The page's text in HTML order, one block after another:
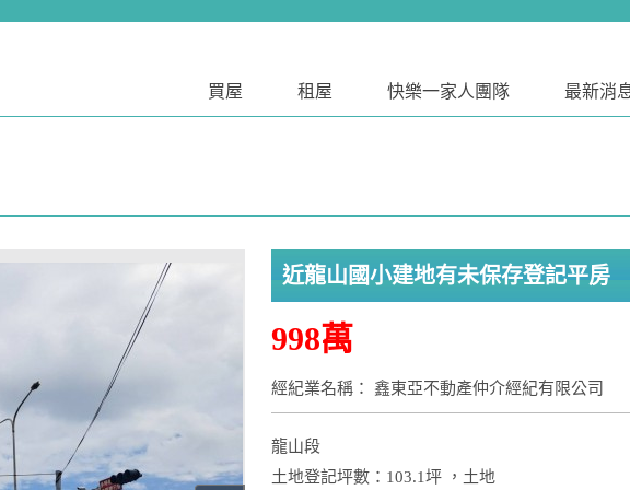
買屋 租屋 快樂一家人團隊 最新消
近龍山國小建地有未保存登記平房
998萬
經紀業名稱： 鑫東亞不動產仲介經紀有限公司
龍山段
土地登記坪數：103.1坪 ，土地